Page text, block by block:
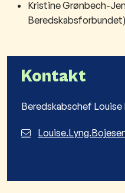
Kristine Grønbech-
Beredskabsforbundet)
Kontakt
Beredskabschef Louise